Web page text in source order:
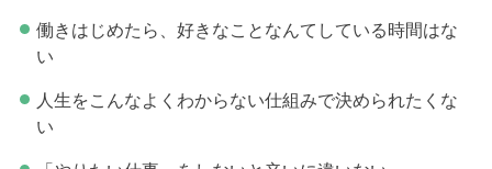
働きはじめたら、好きなことなんてしている時間はな
い
人生をこんなよくわからない仕組みで決められたくな
い